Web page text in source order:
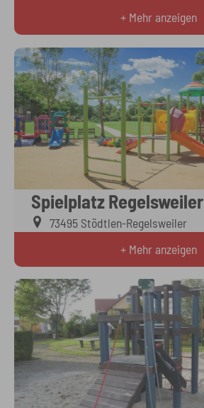
+ Mehr anzeigen
Spielplatz Regelsweiler
73495 Stödtlen-Regelsweiler
+ Mehr anzeigen